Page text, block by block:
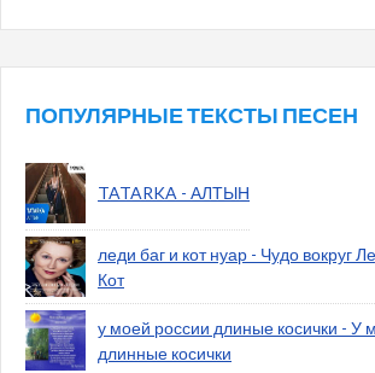
ПОПУЛЯРНЫЕ ТЕКСТЫ ПЕСЕН
TATARKA - АЛТЫН
леди баг и кот нуар - Чудо вокруг
Кот
у моей россии длиные косички - У
длинные косички